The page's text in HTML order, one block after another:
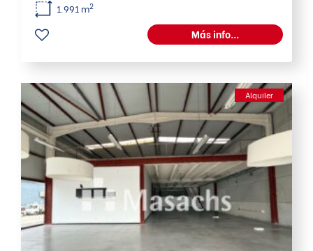
1.991 m2
Más info...
Alquiler